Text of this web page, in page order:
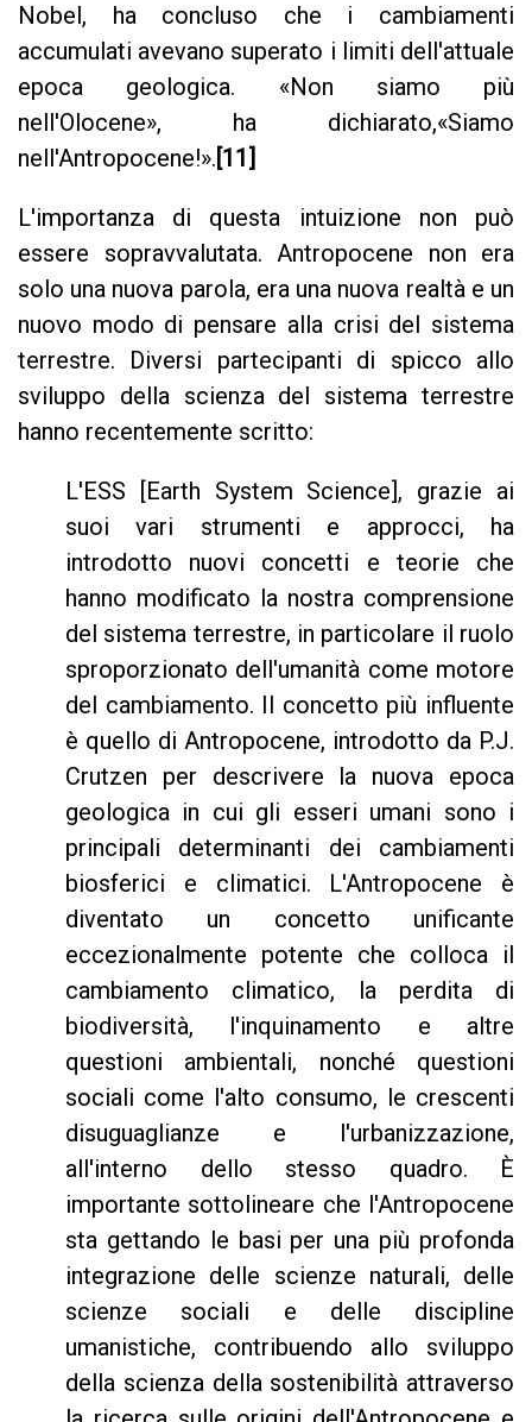
Nobel, ha concluso che i cambiamenti
accumulati avevano superato i limiti dell'attuale
epoca geologica. «Non siamo più
nell'Olocene», ha dichiarato,«Siamo
nell'Antropocene!».[11]
L'importanza di questa intuizione non può
essere sopravvalutata. Antropocene non era
solo una nuova parola, era una nuova realtà e un
nuovo modo di pensare alla crisi del sistema
terrestre. Diversi partecipanti di spicco allo
sviluppo della scienza del sistema terrestre
hanno recentemente scritto:
L'ESS [Earth System Science], grazie ai
suoi vari strumenti e approcci, ha
introdotto nuovi concetti e teorie che
hanno modificato la nostra comprensione
del sistema terrestre, in particolare il ruolo
sproporzionato dell'umanità come motore
del cambiamento. Il concetto più influente
è quello di Antropocene, introdotto da P.J.
Crutzen per descrivere la nuova epoca
geologica in cui gli esseri umani sono i
principali determinanti dei cambiamenti
biosferici e climatici. L'Antropocene è
diventato un concetto unificante
eccezionalmente potente che colloca il
cambiamento climatico, la perdita di
biodiversità, l'inquinamento e altre
questioni ambientali, nonché questioni
sociali come l'alto consumo, le crescenti
disuguaglianze e l'urbanizzazione,
all'interno dello stesso quadro. È
importante sottolineare che l'Antropocene
sta gettando le basi per una più profonda
integrazione delle scienze naturali, delle
scienze sociali e delle discipline
umanistiche, contribuendo allo sviluppo
della scienza della sostenibilità attraverso